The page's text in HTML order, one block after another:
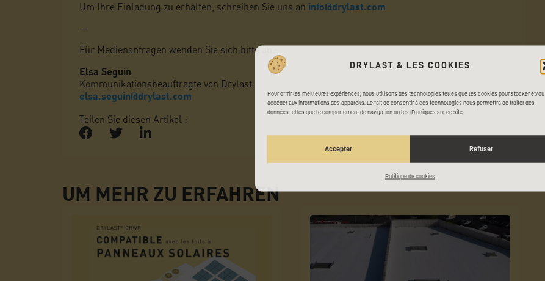
DRYLAST & LES COOKIES
Pour offrir les meilleures expériences, nous utilisons des technologies telles que les cookies pour stocker et/ou
accéder aux informations des appareils. Le fait de consentir à ces technologies nous permettra de traiter des
données telles que le comportement de navigation ou les ID uniques sur ce site.
Accepter Refuser
Politique de cookies
Um Ihre Einladung zu erhalten, schreiben Sie uns an info@drylast.com
—
Für Medienanfragen wenden Sie sich bitte an :
Elsa Seguin
Kommunikationsbeauftragte von Drylast
elsa.seguin@drylast.com
Teilen Sie diesen Artikel :
UM MEHR ZU ERFAHREN